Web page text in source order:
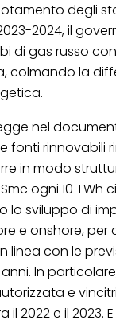
degli
2024, il
di gas russo
colmando la
nel
fonti
in modo
ogni 10 TWh
lo sviluppo di
e onshore, per
linea con le
In
e
il 2022 e il